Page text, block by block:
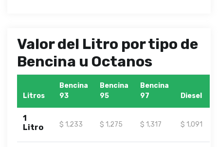
Valor del Litro por tipo de
Bencina u Octanos
Litros
Bencina
93
Bencina
95
Bencina
97
Diesel
1
Litro
$ 1,233 $ 1,275 $ 1,317 $ 1,091